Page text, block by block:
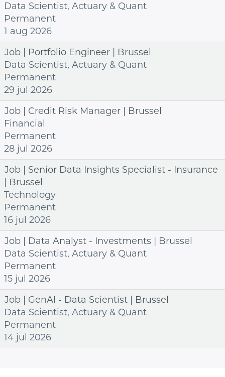
Data Scientist, Actuary & Quant
Permanent
1 aug 2026
Job | Portfolio Engineer | Brussel
Data Scientist, Actuary & Quant
Permanent
29 jul 2026
Job | Credit Risk Manager | Brussel
Financial
Permanent
28 jul 2026
Job | Senior Data Insights Specialist - Insurance
| Brussel
Technology
Permanent
16 jul 2026
Job | Data Analyst - Investments | Brussel
Data Scientist, Actuary & Quant
Permanent
15 jul 2026
Job | GenAI - Data Scientist | Brussel
Data Scientist, Actuary & Quant
Permanent
14 jul 2026